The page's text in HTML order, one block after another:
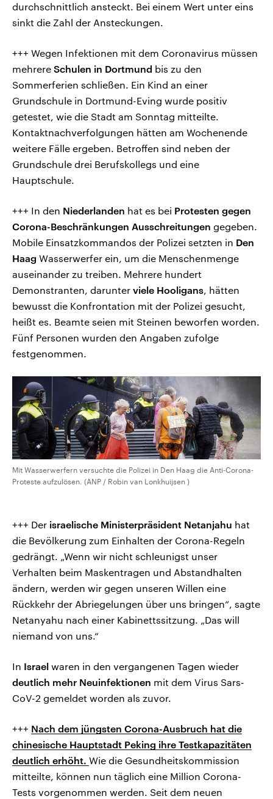
durchschnittlich ansteckt. Bei einem Wert unter eins
sinkt die Zahl der Ansteckungen.
+++ Wegen Infektionen mit dem Coronavirus müssen
mehrere Schulen in Dortmund bis zu den
Sommerferien schließen. Ein Kind an einer
Grundschule in Dortmund-Eving wurde positiv
getestet, wie die Stadt am Sonntag mitteilte.
Kontaktnachverfolgungen hätten am Wochenende
weitere Fälle ergeben. Betroffen sind neben der
Grundschule drei Berufskollegs und eine
Hauptschule.
+++ In den Niederlanden hat es bei Protesten gegen
Corona-Beschränkungen Ausschreitungen gegeben.
Mobile Einsatzkommandos der Polizei setzten in Den
Haag Wasserwerfer ein, um die Menschenmenge
auseinander zu treiben. Mehrere hundert
Demonstranten, darunter viele Hooligans, hätten
bewusst die Konfrontation mit der Polizei gesucht,
heißt es. Beamte seien mit Steinen beworfen worden.
Fünf Personen wurden den Angaben zufolge
festgenommen.
Mit Wasserwerfern versuchte die Polizei in Den Haag die Anti-Corona-
Proteste aufzulösen. (ANP / Robin van Lonkhuijsen )
+++ Der israelische Ministerpräsident Netanjahu hat
die Bevölkerung zum Einhalten der Corona-Regeln
gedrängt. „Wenn wir nicht schleunigst unser
Verhalten beim Maskentragen und Abstandhalten
ändern, werden wir gegen unseren Willen eine
Rückkehr der Abriegelungen über uns bringen“, sagte
Netanyahu nach einer Kabinettssitzung. „Das will
niemand von uns.“
In Israel waren in den vergangenen Tagen wieder
deutlich mehr Neuinfektionen mit dem Virus Sars-
CoV-2 gemeldet worden als zuvor.
+++ Nach dem jüngsten Corona-Ausbruch hat die
chinesische Hauptstadt Peking ihre Testkapazitäten
deutlich erhöht. Wie die Gesundheitskommission
mitteilte, können nun täglich eine Million Corona-
Tests vorgenommen werden. Seit dem neuen